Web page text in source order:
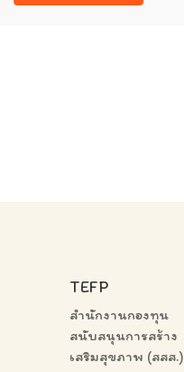
TEFP
สำนักงานกองทุน
สนับสนุนการสร้าง
เสริมสุขภาพ (สสส.)